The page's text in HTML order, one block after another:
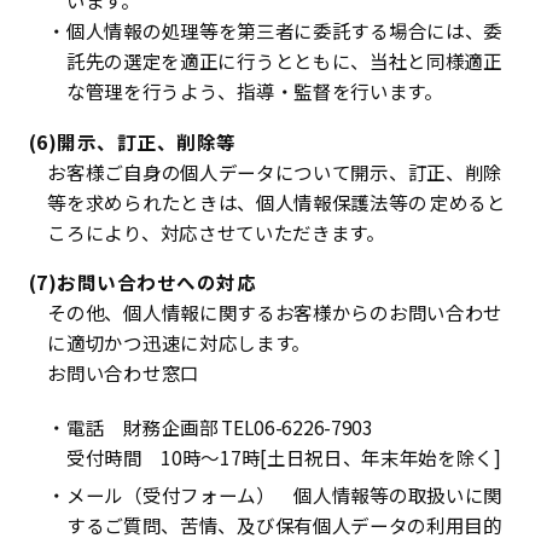
・個人情報の処理等を第三者に委託する場合には、委
託先の選定を適正に行うとともに、当社と同様適正
な管理を行うよう、指導・監督を行います。
(6)開示、訂正、削除等
お客様ご自身の個人データについて開示、訂正、削除
等を求められたときは、個人情報保護法等の 定めると
ころにより、対応させていただきます。
(7)お問い合わせへの対応
その他、個人情報に関するお客様からのお問い合わせ
に適切かつ迅速に対応します。
お問い合わせ窓口
・電話 財務企画部 TEL06-6226-7903
受付時間 10時～17時[土日祝日、年末年始を除く]
・メール（受付フォーム） 個人情報等の取扱いに関
するご質問、苦情、及び保有個人データの利用目的